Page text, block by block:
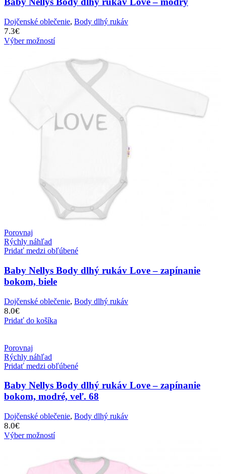
Dojčenské oblečenie, Body dlhý rukáv
7.3€
Výber možností
Porovnaj
Rýchly náhľad
Pridať medzi obľúbené
Baby Nellys Body dlhý rukáv Love – zapínanie
bokom, biele
Dojčenské oblečenie, Body dlhý rukáv
8.0€
Pridať do košíka
Porovnaj
Rýchly náhľad
Pridať medzi obľúbené
Baby Nellys Body dlhý rukáv Love – zapínanie
bokom, modré, veľ. 68
Dojčenské oblečenie, Body dlhý rukáv
8.0€
Výber možností